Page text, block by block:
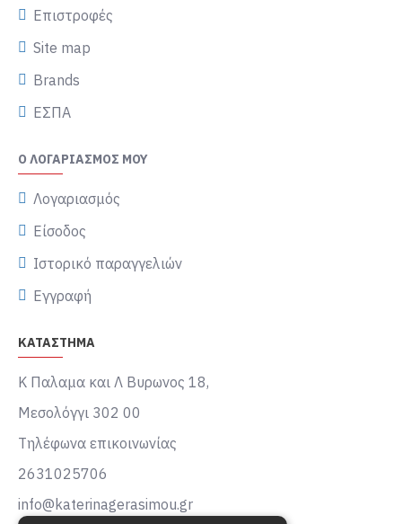
Επιστροφές
Site map
Brands
ΕΣΠΑ
Ο ΛΟΓΑΡΙΑΣΜΌΣ ΜΟΥ
Λογαριασμός
Είσοδος
Ιστορικό παραγγελιών
Εγγραφή
ΚΑΤΑΣΤΗΜΑ
Κ Παλαμα και Λ Βυρωνος 18,
Μεσολόγγι 302 00
Τηλέφωνα επικοινωνίας
2631025706
info@katerinagerasimou.gr